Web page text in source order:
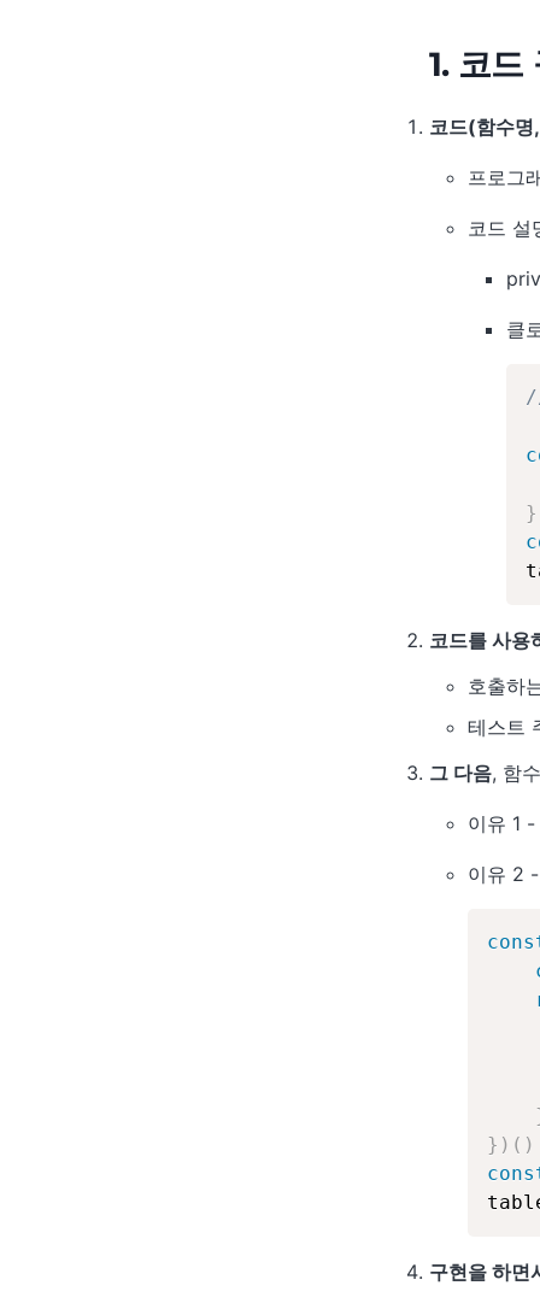
1. 코드
코드(함수
프로그
코드 설
클
}
코드를 사용
호출하
테스트
그 다음, 함
이유 1
이유 2
} ) ( )
구현을 하면